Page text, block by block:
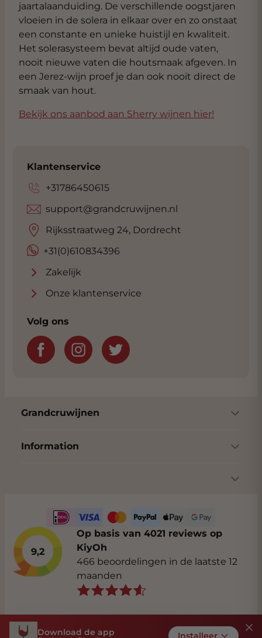
jaartalaanduiding. De verschillende oogstjaren
vloeien in de solera in elkaar over en zo onstaat
een constante en unieke huistijl en kwaliteit.
Het solerasysteem bevat altijd oude vaten,
nooit nieuwe vaten die houtsmaak afgeven. In
een Jerez-wijn proef je dan ook nooit direct de
smaak van hout.
Bekijk ons aanbod aan Sherry wijnen hier!
Klantenservice
+31786450615
+31(0)610834396
support@grandcruwijnen.nl
Rijksstraatweg 24, Dordrecht
Zakelijk
Onze klantenservice
Volg ons
Grandcruwijnen
Information
9,2
Op basis van 4021 reviews op
KiyOh
466 beoordelingen in de laatste 12
maanden
Algemene voorwaarden Privacybeleid
Download de app Installeer